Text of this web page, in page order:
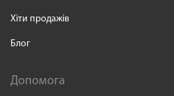
Хіти продажів
Блог
Допомога